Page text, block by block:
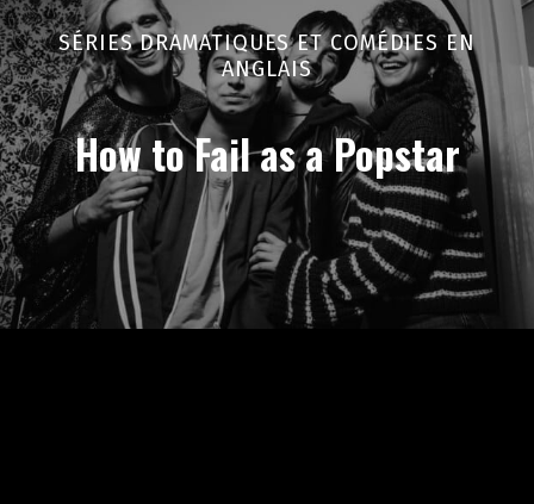
SÉRIES DRAMATIQUES ET COMÉDIES EN
ANGLAIS
How to Fail as a Popstar